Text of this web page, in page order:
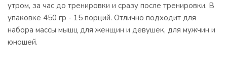
утром, за час до тренировки и сразу после тренировки. В
упаковке 450 гр - 15 порций. Отлично подходит для
набора массы мышц для женщин и девушек, для мужчин и
юношей.